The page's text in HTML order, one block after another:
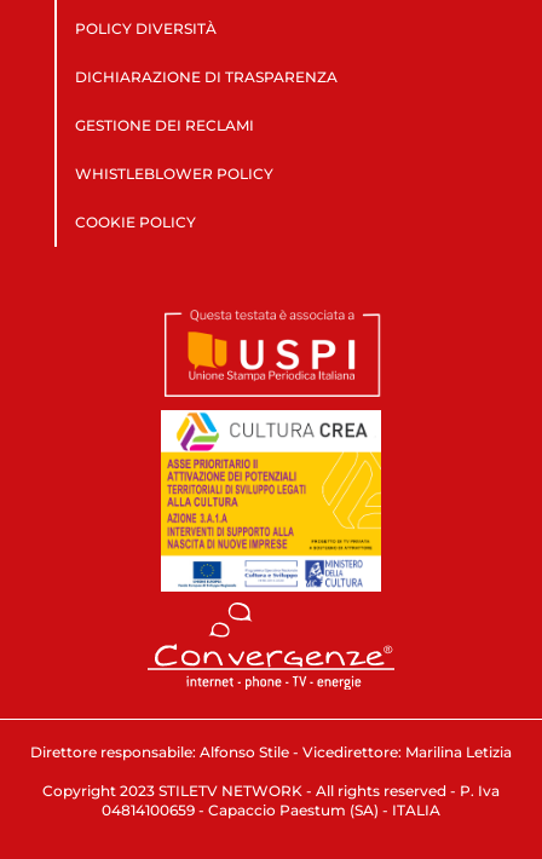
POLICY DIVERSITÀ
DICHIARAZIONE DI TRASPARENZA
GESTIONE DEI RECLAMI
WHISTLEBLOWER POLICY
COOKIE POLICY
Direttore responsabile: Alfonso Stile - Vicedirettore: Marilina Letizia
Copyright 2023 STILETV NETWORK - All rights reserved - P. Iva
04814100659 - Capaccio Paestum (SA) - ITALIA